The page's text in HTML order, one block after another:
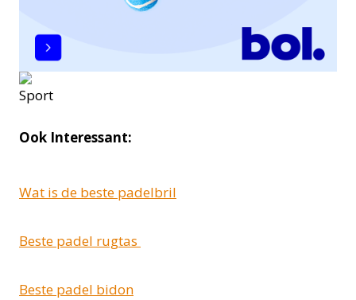
Ook Interessant:
Wat is de beste padelbril
Beste padel rugtas
Beste padel bidon